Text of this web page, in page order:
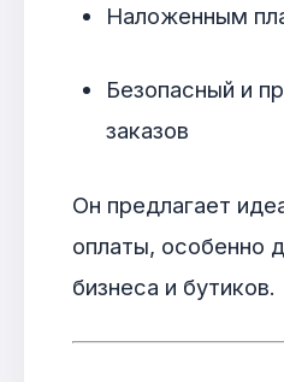
Наложенным
Безопасный и
заказов
Он предлагает
оплаты, особенно
бизнеса и бутиков.